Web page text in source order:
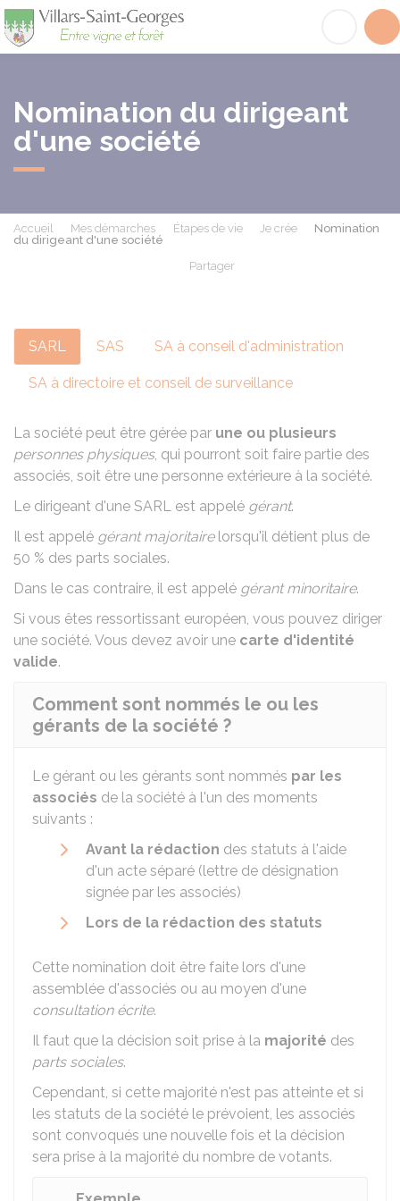
Nomination du dirigeant
d'une société
Accueil Mes démarches Étapes de vie Je crée
Nomination
du dirigeant d'une société
Partager
SARL SAS SA à conseil d'administration
SA à directoire et conseil de surveillance
La société peut être gérée par une ou plusieurs
personnes physiques, qui pourront soit faire partie des
associés, soit être une personne extérieure à la société.
Le dirigeant d'une SARL est appelé gérant.
Il est appelé gérant majoritairelorsqu'il détient plus de
50 % des parts sociales.
Dans le cas contraire, il est appelé gérant minoritaire.
Si vous êtes ressortissant européen, vous pouvez diriger
une société. Vous devez avoir une carte d'identité
valide.
Comment sont nommés le ou les
gérants de la société ?
Le gérant ou les gérants sont nommés par les
associés de la société à l'un des moments
suivants :
Avant la rédaction des statuts à l'aide
d'un acte séparé (lettre de désignation
signée par les associés)
Lors de la rédaction des statuts
Cette nomination doit être faite lors d'une
assemblée d'associés ou au moyen d'une
consultation écrite.
Il faut que la décision soit prise à la majorité des
parts sociales.
Cependant, si cette majorité n'est pas atteinte et si
les statuts de la société le prévoient, les associés
sont convoqués une nouvelle fois et la décision
sera prise à la majorité du nombre de votants.